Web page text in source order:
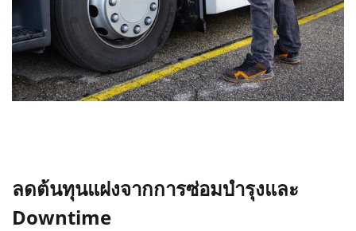
ลดต้นทุนแฝงจากการซ่อมบำรุงและ
Downtime